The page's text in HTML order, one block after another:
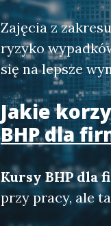
Zajęcia z
ryzyko
się na lepsze
Jakie
BHP dla
Kursy BHP dla
przy pracy, ale